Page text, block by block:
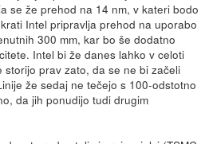
se že prehod na 14 nm, v kateri bodo
Intel pripravlja prehod na uporabo
300 mm, kar bo še dodatno
Intel bi že danes lahko v celoti
prav zato, da se ne bi začeli
že sedaj ne tečejo s 100-odstotno
da jih ponudijo tudi drugim